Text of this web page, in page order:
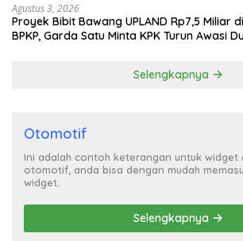
Agustus 3, 2026
Proyek Bibit Bawang UPLAND Rp7,5 Miliar
BPKP, Garda Satu Minta KPK Turun Awasi
Selengkapnya
Otomotif
Ini adalah contoh keterangan untuk widget
otomotif, anda bisa dengan mudah
widget.
Selengkapnya